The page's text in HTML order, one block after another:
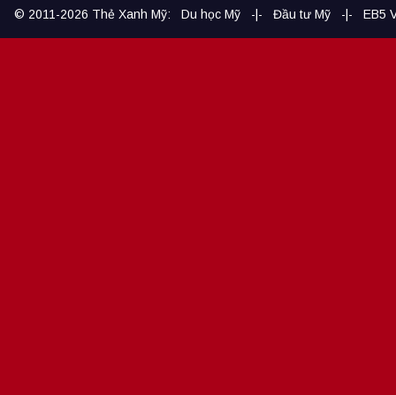
© 2011-2026 Thẻ Xanh Mỹ: Du học Mỹ -|- Đầu tư Mỹ -|- EB5